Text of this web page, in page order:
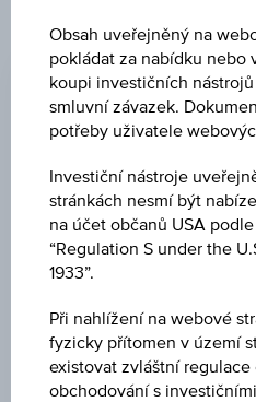
ZMĚNA
--
NÁKUP
PRODEJ
-
POSLEDNÍ AKTUALIZACE
CENA PODKL. AKTIVA
Obsah uveřejněný na
pokládat za nabídku nebo
koupi investičních
smluvní závazek.
potřeby uživatele
Investiční nástroje
stránkách nesmí být
na účet občanů USA
“Regulation S under the
1933”.
Při nahlížení na webové
fyzicky přítomen v území
existovat zvláštní
obchodování s